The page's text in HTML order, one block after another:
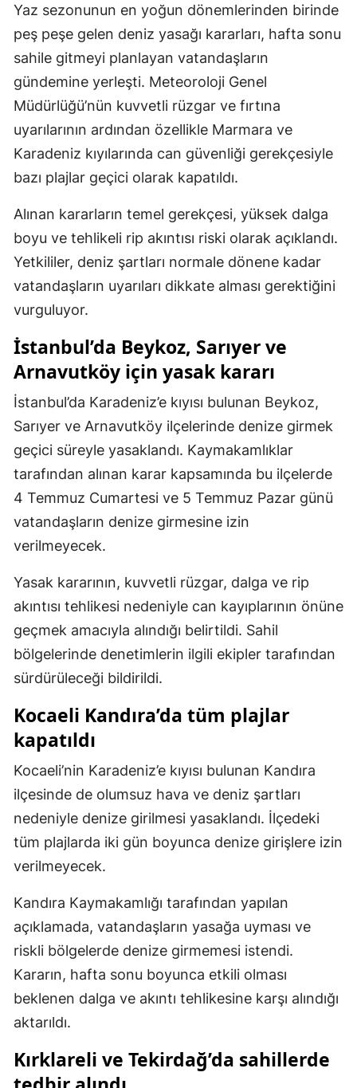
Yaz sezonunun en yoğun dönemlerinden birinde
peş peşe gelen deniz yasağı kararları, hafta sonu
sahile gitmeyi planlayan vatandaşların
gündemine yerleşti. Meteoroloji Genel
Müdürlüğü’nün kuvvetli rüzgar ve fırtına
uyarılarının ardından özellikle Marmara ve
Karadeniz kıyılarında can güvenliği gerekçesiyle
bazı plajlar geçici olarak kapatıldı.
Alınan kararların temel gerekçesi, yüksek dalga
boyu ve tehlikeli rip akıntısı riski olarak açıklandı.
Yetkililer, deniz şartları normale dönene kadar
vatandaşların uyarıları dikkate alması gerektiğini
vurguluyor.
İstanbul’da Beykoz, Sarıyer ve
Arnavutköy için yasak kararı
İstanbul’da Karadeniz’e kıyısı bulunan Beykoz,
Sarıyer ve Arnavutköy ilçelerinde denize girmek
geçici süreyle yasaklandı. Kaymakamlıklar
tarafından alınan karar kapsamında bu ilçelerde
4 Temmuz Cumartesi ve 5 Temmuz Pazar günü
vatandaşların denize girmesine izin
verilmeyecek.
Yasak kararının, kuvvetli rüzgar, dalga ve rip
akıntısı tehlikesi nedeniyle can kayıplarının önüne
geçmek amacıyla alındığı belirtildi. Sahil
bölgelerinde denetimlerin ilgili ekipler tarafından
sürdürüleceği bildirildi.
Kocaeli Kandıra’da tüm plajlar
kapatıldı
Kocaeli’nin Karadeniz’e kıyısı bulunan Kandıra
ilçesinde de olumsuz hava ve deniz şartları
nedeniyle denize girilmesi yasaklandı. İlçedeki
tüm plajlarda iki gün boyunca denize girişlere izin
verilmeyecek.
Kandıra Kaymakamlığı tarafından yapılan
açıklamada, vatandaşların yasağa uyması ve
riskli bölgelerde denize girmemesi istendi.
Kararın, hafta sonu boyunca etkili olması
beklenen dalga ve akıntı tehlikesine karşı alındığı
aktarıldı.
Kırklareli ve Tekirdağ’da sahillerde